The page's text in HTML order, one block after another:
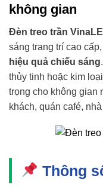
không gian
Đèn treo trần
sáng trang trí cao
hiệu quả chiếu sáng
thủy tinh hoặc kim
trọng cho không gian
khách, quán café,
Thông